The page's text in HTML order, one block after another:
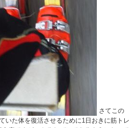
さてこの
いた体を復活させるために1日おきに筋トレ